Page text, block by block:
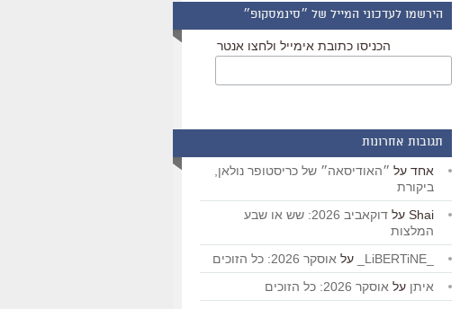
הירשמו לעדכוני המייל של ״סינמסקופ״
הכניסו כתובת אימייל ולחצו אנטר
תגובות אחרונות
אחד על ״האודיסאה״ של כריסטופר נולאן,
ביקורת
Shai על
דוקאביב 2026: שש או שבע
המלצות
על אוסקר 2026: כל הזוכים
איתן על אוסקר 2026: כל הזוכים